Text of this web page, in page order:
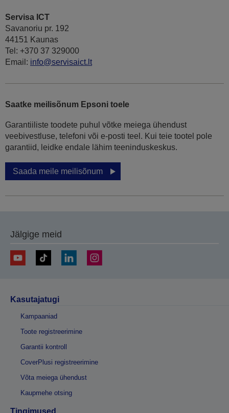
Servisa ICT
Savanoriu pr. 192
44151 Kaunas
Tel: +370 37 329000
Email: info@servisaict.lt
Saatke meilisõnum Epsoni toele
Garantiiliste toodete puhul võtke meiega ühendust
veebivestluse, telefoni või e-posti teel. Kui teie tootel pole
garantiid, leidke endale lähim teeninduskeskus.
Saada meile meilisõnum
Jälgige meid
Kasutajatugi
Kampaaniad
Toote registreerimine
Garantii kontroll
CoverPlusi registreerimine
Võta meiega ühendust
Kaupmehe otsing